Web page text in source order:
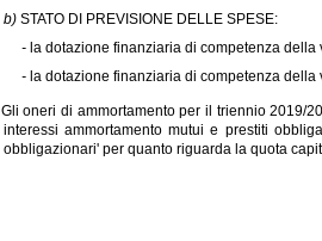
b) STATO DI PREVISIONE DELLE SPESE:
- la dotazione finanziaria di competenza
- la dotazione finanziaria di competenza
Gli oneri di ammortamento per il triennio 2019/
interessi ammortamento mutui e prestiti
obbligazionari' per quanto riguarda la quota